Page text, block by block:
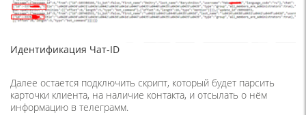
Идентификация Чат-ID
Далее остается подключить скрипт, который будет парсить
карточки клиента, на наличие контакта, и отсылать о нём
информацию в телеграмм.